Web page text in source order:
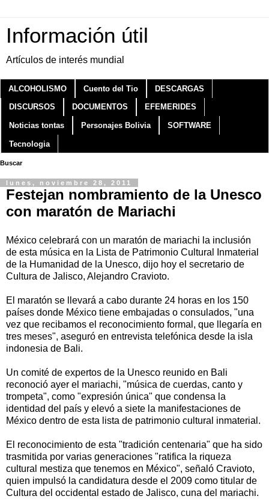
Información útil
Artículos de interés mundial
ALCOHOLISMO Cuento del Tio DESCARGAS
DISCURSOS DOCUMENTOS EFEMERIDES
Noticias tontas Personajes Bolivia SOFTWARE
Tecnologia
Buscar
lunes, noviembre 28, 2011
Festejan nombramiento de la Unesco
con maratón de Mariachi
México celebrará con un maratón de mariachi la inclusión
de esta música en la Lista de Patrimonio Cultural Inmaterial
de la Humanidad de la Unesco, dijo hoy el secretario de
Cultura de Jalisco, Alejandro Cravioto.
El maratón se llevará a cabo durante 24 horas en los 150
países donde México tiene embajadas o consulados, "una
vez que recibamos el reconocimiento formal, que llegaría en
tres meses", aseguró en entrevista telefónica desde la isla
indonesia de Bali.
Un comité de expertos de la Unesco reunido en Bali
reconoció ayer el mariachi, "música de cuerdas, canto y
trompeta", como "expresión única" que condensa la
identidad del país y elevó a siete la manifestaciones de
México dentro de esta lista de patrimonio cultural inmaterial.
El reconocimiento de esta "tradición centenaria" que ha sido
trasmitida por varias generaciones "ratifica la riqueza
cultural mestiza que tenemos en México", señaló Cravioto,
quien impulsó la candidatura desde el 2009 como titular de
Cultura del occidental estado de Jalisco, cuna del mariachi.